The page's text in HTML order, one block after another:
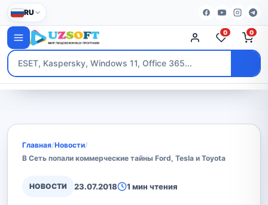
RU
0 0
Главная/Новости/
В Сеть попали коммерческие тайны Ford, Tesla и Toyota
НОВОСТИ 23.07.2018 1 мин чтения